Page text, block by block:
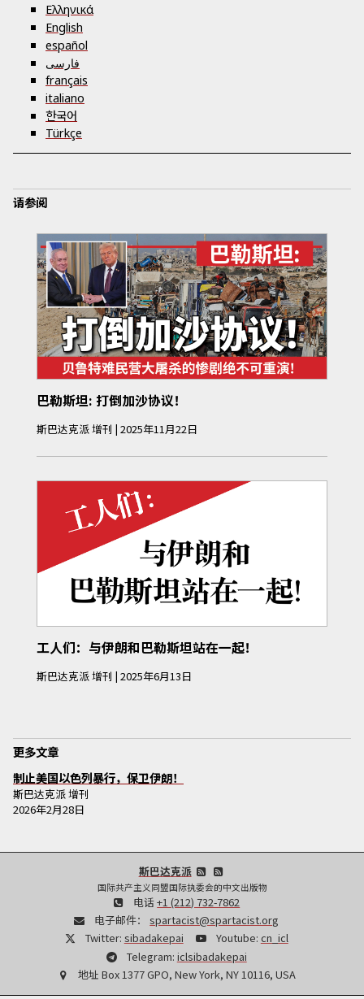
Ελληνικά
English
español
فارسی
français
italiano
한국어
Türkçe
请参阅
巴勒斯坦: 打倒加沙协议！
斯巴达克派增刊 | 2025年11月22日
工人们：与伊朗和巴勒斯坦站在一起！
斯巴达克派增刊 | 2025年6月13日
更多文章
制止美国以色列暴行，保卫伊朗！
斯巴达克派增刊
2026年2月28日
斯巴达克派
国际共产主义同盟国际执委会的中文出版物
电话+1 (212) 732-7862
电子邮件：
spartacist@spartacist.org
Twitter: sibadakepai Youtube: cn_icl
Telegram: iclsibadakepai
地址 Box 1377 GPO, New York, NY 10116, USA